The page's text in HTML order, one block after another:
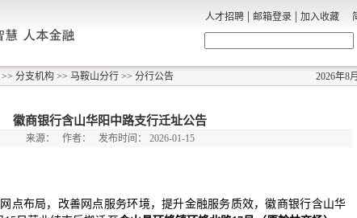
人才招聘 | 邮箱登录 | 加入收藏
>> 分支机构 >> 马鞍山分行 >> 分行公告 2026年8
徽商银行含山华阳中路支行迁址公告
来源： 作者： 发布时间： 2026-01-15